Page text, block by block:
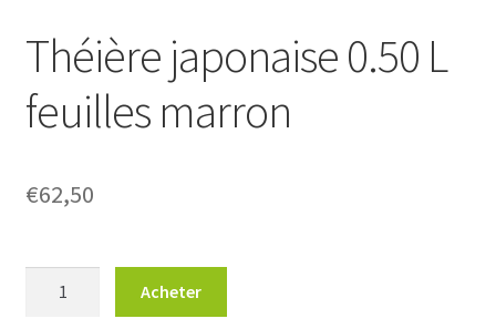
Théière japonaise 0.50 L
feuilles marron
€62,50
Acheter